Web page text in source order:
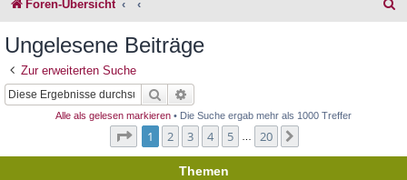
Foren-Übersicht
Ungelesene Beiträge
Zur erweiterten Suche
Suche
Alle als gelesen markieren • Die Suche ergab mehr als 1000 Treffer
Seite von
1 2 3 4 5 20
Themen